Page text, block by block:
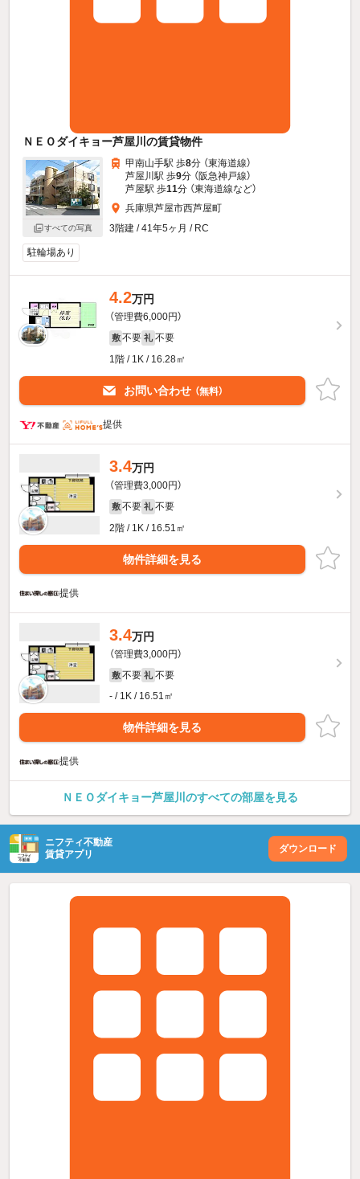
ＮＥＯダイキョー芦屋川の賃貸物件
すべての写真
甲南山手駅 歩8分 （東海道線）
芦屋川駅 歩9分 （阪急神戸線）
芦屋駅 歩11分 （東海道線など）
兵庫県芦屋市西芦屋町
3階建 / 41年5ヶ月 / RC
駐輪場あり
4.2万円
（管理費6,000円）
敷 不要 礼 不要
1階 / 1K / 16.28㎡
お問い合わせ （無料）
提供
3.4万円
（管理費3,000円）
敷 不要 礼 不要
2階 / 1K / 16.51㎡
物件詳細を見る
提供
3.4万円
（管理費3,000円）
敷 不要 礼 不要
- / 1K / 16.51㎡
物件詳細を見る
提供
ＮＥＯダイキョー芦屋川のすべての部屋を見る
ニフティ不動産
賃貸アプリ
ダウンロード